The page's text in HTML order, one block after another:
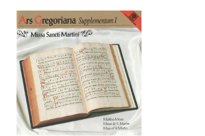
50311
Ars
Gregoriana
-
Supplementum
Missa
Sancti
Martini